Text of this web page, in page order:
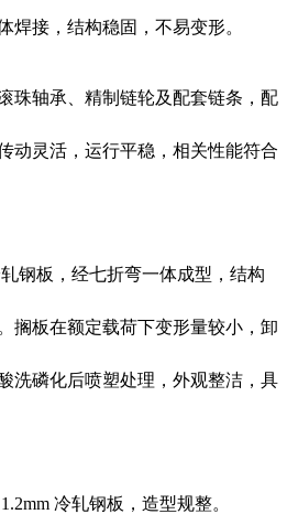
焊接，结构稳固，不易变形。
珠轴承、精制链轮及配套链条，配
动灵活，运行平稳，相关性能符合
钢板，经七折弯一体成型，结构
搁板在额定载荷下变形量较小，卸
洗磷化后喷塑处理，外观整洁，具
冷轧钢板，造型规整。